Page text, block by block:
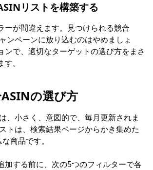
リストを構築する
ーが間違えます。見つけられる競合
ンペーンに放り込むのはやめましょ
ンで、適切なターゲットの選び方をまさ
。
の選び方
、小さく、意図的で、毎月更新されま
トは、検索結果ページからかき集めた
商品です。
加する前に、次の5つのフィルターで各